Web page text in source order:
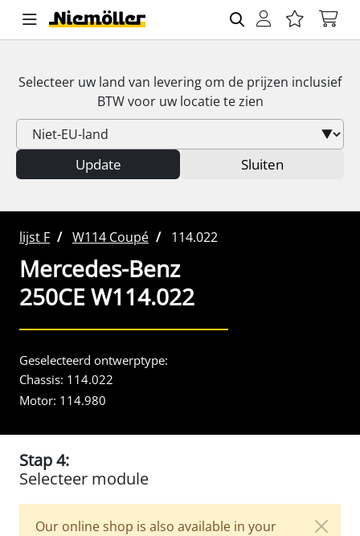
Selecteer uw land van levering om de prijzen inclusief
BTWvoor uw locatie te zien
Update Sluiten
lijst F W114 Coupé 114.022
Mercedes-Benz
250CE W114.022
Geselecteerd ontwerptype:
Chassis: 114.022
Motor: 114.980
Stap 4:
Selecteer module
Our online shop is also available in your